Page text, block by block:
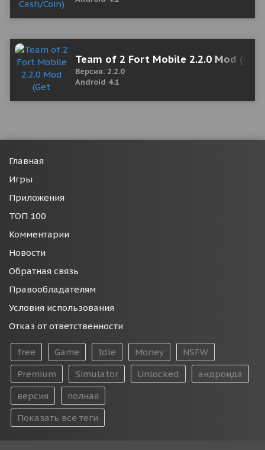
Team of 2 Fort Mobile 2.2.0 Mod
Версия: 2.2.0
Android 4.1
Главная
Игры
Приложения
ТОП 100
Комментарии
Новости
Обратная связь
Правообладателям
Условия использования
Отказ от ответственности
free Game Idle Money
NSFW
Premium
Simulator Unlocked
андроида
версия
полная
Показать все теги